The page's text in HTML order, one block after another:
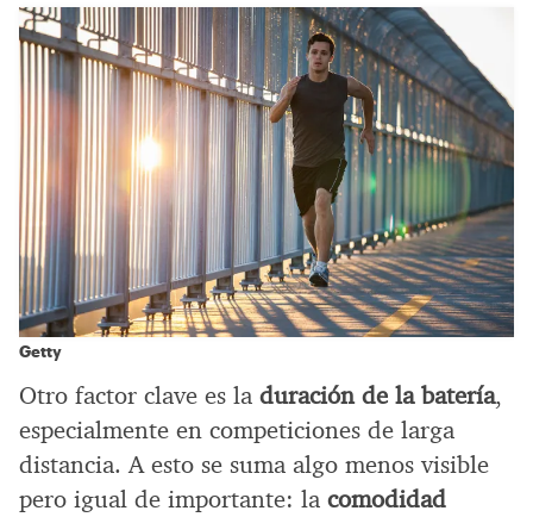
Getty
Otro factor clave es la duración de la batería,
especialmente en competiciones de larga
distancia. A esto se suma algo menos visible
pero igual de importante: la comodidad